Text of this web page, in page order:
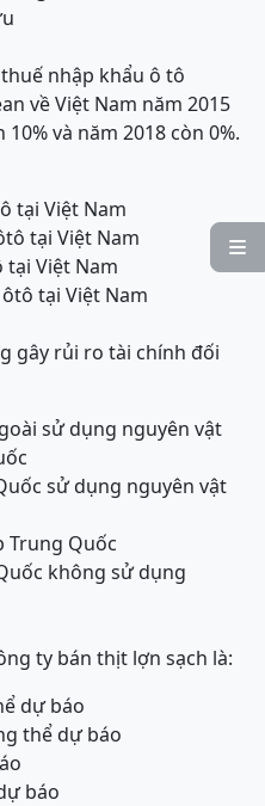

nhập khẩu ô tô
về Việt Nam năm 2015
và năm 2018 còn 0%.
tại Việt Nam
tại Việt Nam
tại Việt Nam
tại Việt Nam
gây rủi ro tài chính đối
sử dụng nguyên vật
sử dụng nguyên vật
Trung Quốc
không sử dụng
ty bán thịt lợn sạch là:
dự báo
thể dự báo
báo